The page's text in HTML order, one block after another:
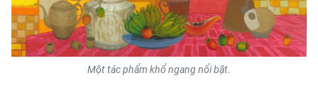
Một tác phẩm khổ ngang nổi bật.